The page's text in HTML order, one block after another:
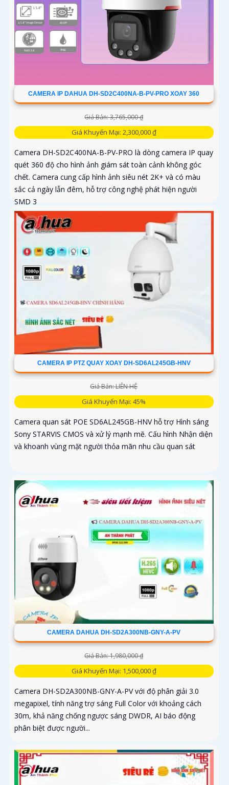
CAMERA IP DAHUA DH-SD2C400NA-B-PV-PRO XOAY 360
Giá Bán: 3,765,000 ₫
Giá Khuyến Mại: 2,300,000 ₫
Camera DH-SD2C400NA-B-PV-PRO là dòng camera IP quay
quét 360 độ cho hình ảnh giám sát toàn cảnh không góc
chết. Camera cung cấp hình ảnh siêu nét 2K+ và có màu
sắc cả ngày lẫn đêm, hỗ trợ công nghệ phát hiện người
SMD 3
CAMERA IP PTZ QUAY XOAY DH-SD6AL245GB-HNV
Giá Bán: LIÊN HỆ
Giá Khuyến Mại: 45%
Camera quan sát POE SD6AL245GB-HNV hỗ trợ Hình sáng
Sony STARVIS CMOS và xử lý mạnh mẽ. Cấu hình Nhận diện
và khoanh vùng mặt người thỏa mãn nhu cầu quan sát
CAMERA DAHUA DH-SD2A300NB-GNY-A-PV
Giá Bán: 1,980,000 ₫
Giá Khuyến Mại: 1,500,000 ₫
Camera DH-SD2A300NB-GNY-A-PV với độ phân giải 3.0
megapixel, tính năng trợ sáng Full Color với khoảng cách
30m, khả năng chống ngược sáng DWDR, AI báo động
phân biệt được người...